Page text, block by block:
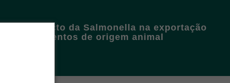
O impacto da Salmonella na exportação
de alimentos de origem animal